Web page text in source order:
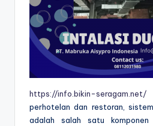
https://info.bikin-seragam.net/
perhotelan dan restoran,
adalah salah satu